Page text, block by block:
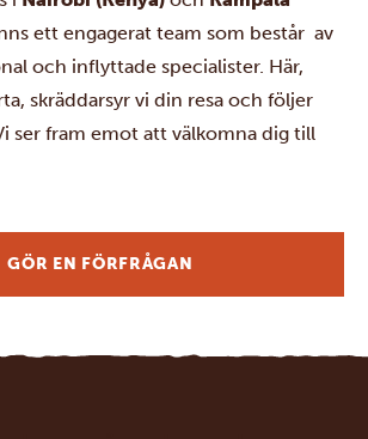
ett engagerat team som består av
och inflyttade specialister. Här,
skräddarsyr vi din resa och följer
ser fram emot att välkomna dig till
GÖR EN FÖRFRÅGAN